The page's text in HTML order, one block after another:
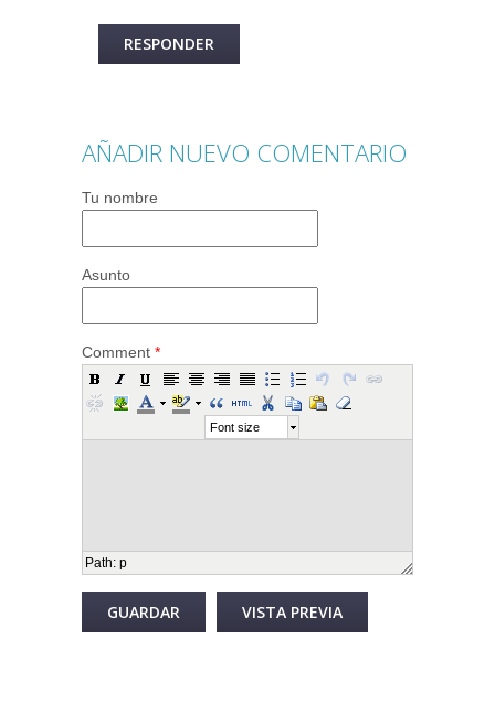
RESPONDER
AÑADIR NUEVO COMENTARIO
Tu nombre
Asunto
Comment *
Font size
Path: p
Desactivar texto enriquecido